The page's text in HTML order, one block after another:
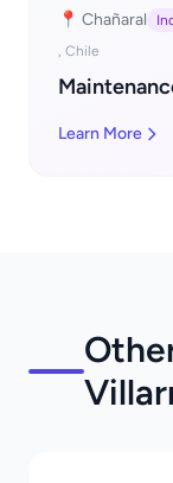
📍 Chañaral
, Chile
Learn More